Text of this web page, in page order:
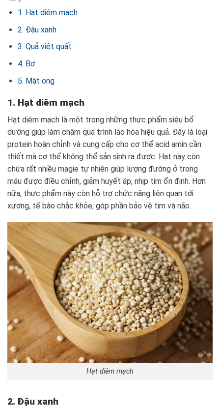
1. Hạt diêm mạch
2. Đậu xanh
3. Quả việt quất
4. Bơ
5. Mật ong
1. Hạt diêm mạch
Hạt diêm mạch là một trong những thực phẩm siêu bổ
dưỡng giúp làm chậm quá trình lão hóa hiệu quả. Đây là loại
protein hoàn chỉnh và cung cấp cho cơ thể acid amin cần
thiết mà cơ thể không thể sản sinh ra được. Hạt này còn
chứa rất nhiều magie tự nhiên giúp lượng đường ở trong
máu được điều chỉnh, giảm huyết áp, nhịp tim ổn định. Hơn
nữa, thực phẩm này còn hỗ trợ chức năng liên quan tới
xương, tế bào chắc khỏe, góp phần bảo vệ tim và não.
Hạt diêm mạch
2. Đậu xanh